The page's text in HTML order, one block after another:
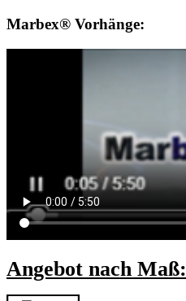
Marbex® Vorhänge:
Angebot nach Maß: